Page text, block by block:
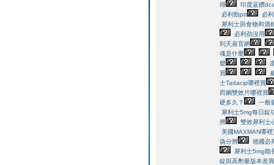
得
印度蓝鑽
必利勁ptt
必
犀利士與食物和酒
必利劲沒用
到天嘉官網
魂是什麼
麼
買
士Tadacip哪裡買
而鋼雙效片哪裡買
硬多久？
一般
犀利士5mg每日錠
辨
雙效犀利士
美國MAXMAN哪裡
偽分辨
德國必
犀利士5mg能
錠與高劑量版本差異